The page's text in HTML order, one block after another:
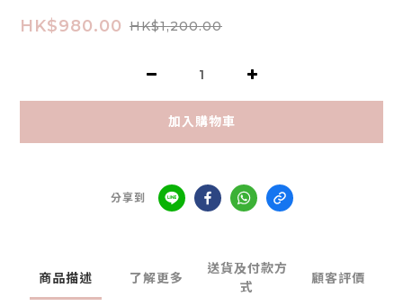
HK$980.00 HK$1,200.00
加入購物車
分享到
商品描述 了解更多
送貨及付款方
式
顧客評價